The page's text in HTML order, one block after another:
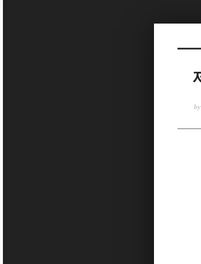
by
Sketchbook5, 스케치북5
Sketchbook5, 스케치북5